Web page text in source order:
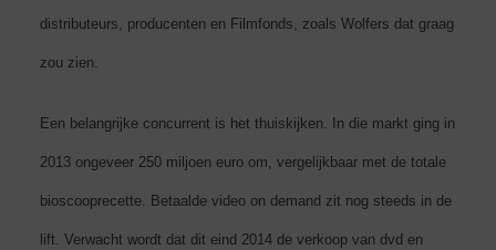
distributeurs, producenten en Filmfonds, zoals Wolfers dat graag
zou zien.
Een belangrijke concurrent is het thuiskijken. In die markt ging in
2013 ongeveer 250 miljoen euro om, vergelijkbaar met de totale
bioscooprecette. Betaalde video on demand zit nog steeds in de
lift. Verwacht wordt dat dit eind 2014 de verkoop van dvd en